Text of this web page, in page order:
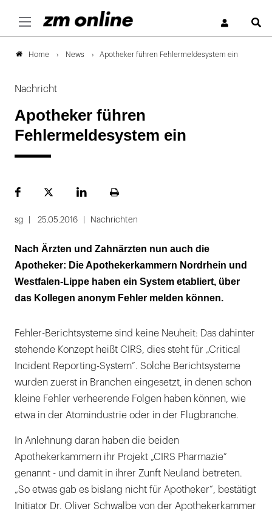
Home News Apotheker führen Fehlermeldesystem ein
Nachricht
Apotheker führen
Fehlermeldesystem ein
FacebookPlattformLinekdInSeite
sg 25.05.2016 Nachrichten
Nach Ärzten und Zahnärzten nun auch die
Apotheker: Die Apothekerkammern Nordrhein und
Westfalen-Lippe haben ein System etabliert, über
das Kollegen anonym Fehler melden können.
Fehler-Berichtsysteme sind keine Neuheit: Das dahinter
stehende Konzept heißt CIRS, dies steht für „Critical
Incident Reporting-System“. Solche Berichtsysteme
wurden zuerst in Branchen eingesetzt, in denen schon
kleine Fehler verheerende Folgen haben können, wie
etwa in der Atomindustrie oder in der Flugbranche.
In Anlehnung daran haben die beiden
Apothekerkammern ihr Projekt „CIRS Pharmazie“
genannt - und damit in ihrer Zunft Neuland betreten.
„So etwas gab es bislang nicht für Apotheker“, bestätigt
Initiator Dr. Oliver Schwalbe von der Apothekerkammer